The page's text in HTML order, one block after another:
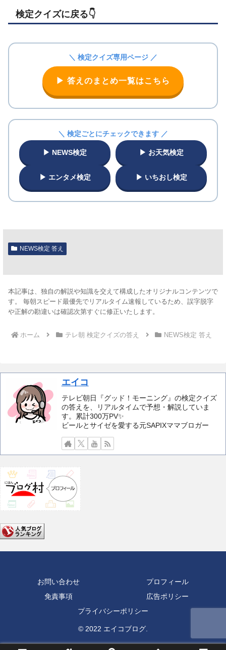
検定クイズに戻る👇️
＼ 検定クイズ専用ページ ／
▶ 答えのまとめ一覧はこちら
＼ 検定ごとにチェックできます ／
▶ NEWS検定 ▶ お天気検定
▶ エンタメ検定 ▶ いちおし検定
NEWS検定 答え
本記事は、独自の解説や知識を交えて構成したオリジナルコンテンツで
す。 毎朝スピード最優先でリアルタイム速報しているため、誤字脱字
や正解の勘違いは確認次第すぐに修正いたします。
ホーム テレ朝 検定クイズの答え NEWS検定 答え
エイコ
テレビ朝日『グッド！モーニング』の検定クイズ
の答えを、リアルタイムで予想・解説していま
す。累計300万PV✨️
ビールとサイゼを愛する元SAPIXママブロガー
お問い合わせ
プロフィール
免責事項
広告ポリシー
プライバシーポリシー
© 2022 エイコブログ.